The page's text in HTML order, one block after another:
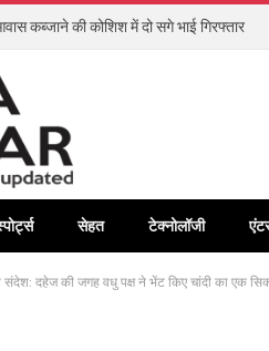
कब्जाने की कोशिश में दो सगे भाई गिरफ्तार
सेहत टेक्नोलॉजी
संदेश: दहेज की जगह वधु पक्ष ने भेंट किए चांदी का एक